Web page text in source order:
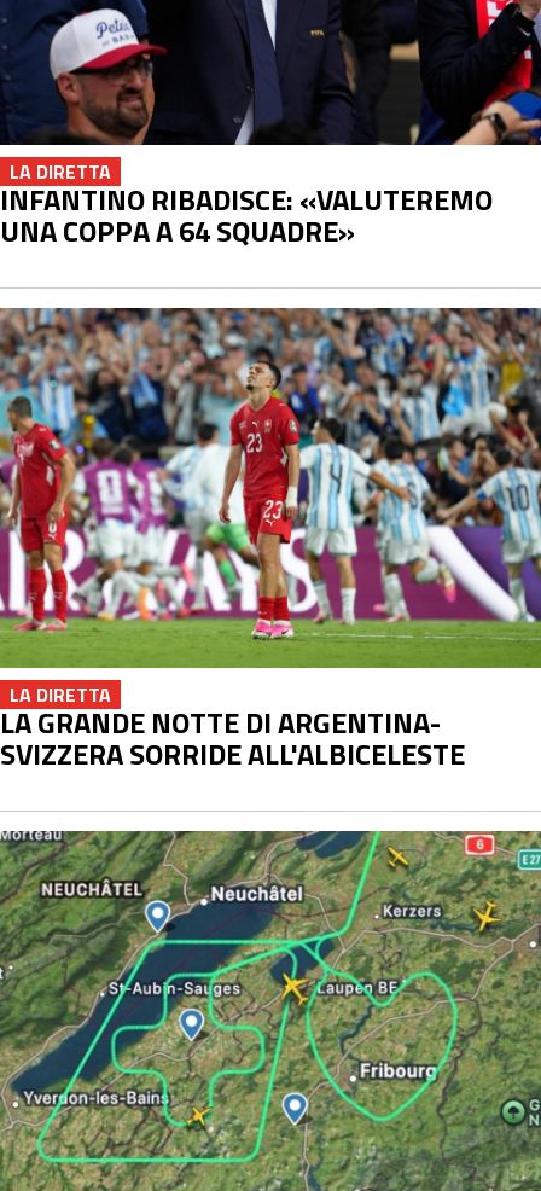
LA DIRETTA
INFANTINO RIBADISCE: «VALUTEREMO
UNA COPPA A 64 SQUADRE»
LA DIRETTA
LA GRANDE NOTTE DI ARGENTINA-
SVIZZERA SORRIDE ALL'ALBICELESTE